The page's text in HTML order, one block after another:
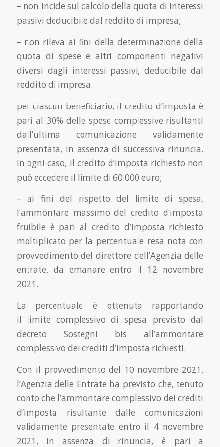
– non incide sul calcolo della quota di interessi
passivi deducibile dal reddito di impresa;
– non rileva ai fini della determinazione della
quota di spese e altri componenti negativi
diversi dagli interessi passivi, deducibile dal
reddito di impresa.
per ciascun beneficiario, il credito d’imposta è
pari al 30% delle spese complessive risultanti
dall’ultima comunicazione validamente
presentata, in assenza di successiva rinuncia.
In ogni caso, il credito d’imposta richiesto non
può eccedere il limite di 60.000 euro;
– ai fini del rispetto del limite di spesa,
l’ammontare massimo del credito d’imposta
fruibile è pari al credito d’imposta richiesto
moltiplicato per la percentuale resa nota con
provvedimento del direttore dell’Agenzia delle
entrate, da emanare entro il 12 novembre
2021.
La percentuale è ottenuta rapportando
il limite complessivo di spesa previsto dal
decreto Sostegni bis all’ammontare
complessivo dei crediti d’imposta richiesti.
Con il provvedimento del 10 novembre 2021,
l’Agenzia delle Entrate ha previsto che, tenuto
conto che l’ammontare complessivo dei crediti
d’imposta risultante dalle comunicazioni
validamente presentate entro il 4 novembre
2021, in assenza di rinuncia, è pari a